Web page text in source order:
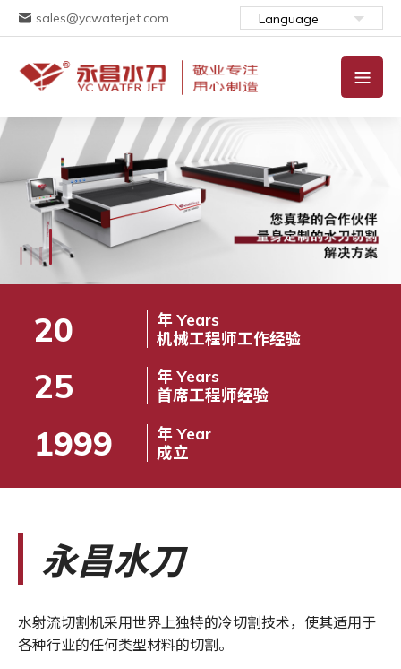
sales@ycwaterjet.com Language
20
年 Years
机械工程师工作经验
25
年 Years
首席工程师经验
1999
年 Year
成立
永昌水刀
水射流切割机采用世界上独特的冷切割技术，使其适用于
各种行业的任何类型材料的切割。